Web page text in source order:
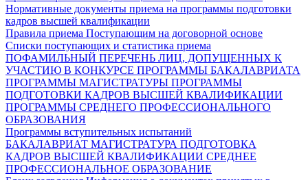
Нормативные документы приема на программы подготовки
кадров высшей квалификации
Правила приема Поступающим на договорной основе
Списки поступающих и статистика приема
ПОФАМИЛЬНЫЙ ПЕРЕЧЕНЬ ЛИЦ, ДОПУЩЕННЫХ К
УЧАСТИЮ В КОНКУРСЕ ПРОГРАММЫ БАКАЛАВРИАТА
ПРОГРАММЫ МАГИСТРАТУРЫ ПРОГРАММЫ
ПОДГОТОВКИ КАДРОВ ВЫСШЕЙ КВАЛИФИКАЦИИ
ПРОГРАММЫ СРЕДНЕГО ПРОФЕССИОНАЛЬНОГО
ОБРАЗОВАНИЯ
Программы вступительных испытаний
БАКАЛАВРИАТ МАГИСТРАТУРА ПОДГОТОВКА
КАДРОВ ВЫСШЕЙ КВАЛИФИКАЦИИ СРЕДНЕЕ
ПРОФЕССИОНАЛЬНОЕ ОБРАЗОВАНИЕ